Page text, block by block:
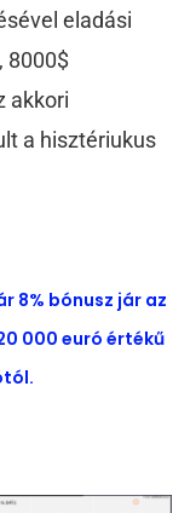
eladási
8000$
akkori
a hisztériukus
8% bónusz jár az
000 euró értékű